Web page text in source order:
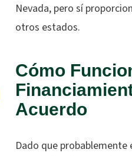
Nevada, pero sí
otros estados.
Cómo
Acuerdo
Dado que probablemente